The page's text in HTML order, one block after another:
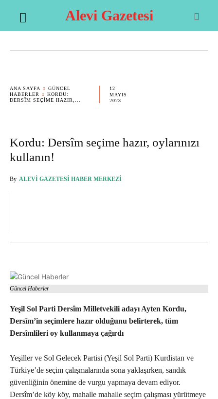
Alevi Gazetesi
ANA SAYFA
GÜNCEL
HABERLER
KORDU:
DERSÎM SEÇIME HAZIR,...
12
MAYIS
2023
Kordu: Dersîm seçime hazır, oylarınızı
kullanın!
By ALEVI GAZETESI HABER MERKEZI
Güncel Haberler
Yeşil Sol Parti Dersîm Milletvekili adayı Ayten Kordu,
Dersîm’in seçimlere hazır olduğunu belirterek, tüm
Dersîmlileri oy kullanmaya çağırdı
Yeşiller ve Sol Gelecek Partisi (Yeşil Sol Parti) Kurdistan ve
Türkiye’de seçim çalışmalarında sona yaklaşırken, sandık
güvenliğinin önemine de vurgu yapmaya devam ediyor.
Dersîm’de köy köy, mahalle mahalle seçim çalışması yürütmeye